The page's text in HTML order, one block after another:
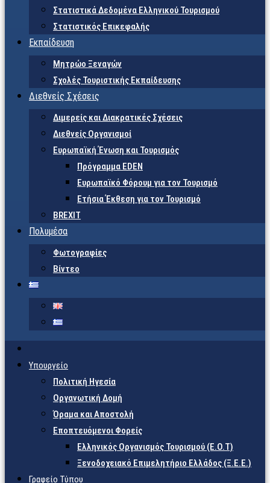
Στατιστικά Δεδομένα Ελληνικού Τουρισμού
Στατιστικός Επικεφαλής
Εκπαίδευση
Μητρώο Ξεναγών
Σχολές Τουριστικής Εκπαίδευσης
Διεθνείς Σχέσεις
Διμερείς και Διακρατικές Σχέσεις
Διεθνείς Οργανισμοί
Ευρωπαϊκή Ένωση και Τουρισμός
Πρόγραμμα EDEN
Ευρωπαϊκό Φόρουμ για τον Τουρισμό
Ετήσια Έκθεση για τον Τουρισμό
BREXIT
Πολυμέσα
Φωτογραφίες
Βίντεο
Υπουργείο
Πολιτική Ηγεσία
Οργανωτική Δομή
Όραμα και Αποστολή
Εποπτευόμενοι Φορείς
Eλληνικός Οργανισμός Τουρισμού (Ε.Ο.Τ)
Ξενοδοχειακό Επιμελητήριο Ελλάδος (Ξ.Ε.Ε.)
Γραφείο Τύπου